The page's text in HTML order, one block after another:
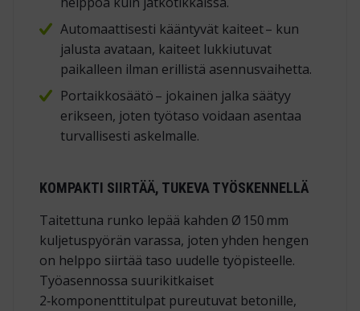
Automaattisesti kääntyvät kaiteet – kun
jalusta avataan, kaiteet lukkiutuvat
paikalleen ilman erillistä asennusvaihetta.
Portaikkosäätö – jokainen jalka säätyy
erikseen, joten työtaso voidaan asentaa
turvallisesti askelmalle.
KOMPAKTI SIIRTÄÄ, TUKEVA TYÖSKENNELLÄ
Taitettuna runko lepää kahden Ø 150 mm
kuljetuspyörän varassa, joten yhden hengen
on helppo siirtää taso uudelle työpisteelle.
Työasennossa suurikitkaiset
2‑komponenttitulpat pureutuvat betonille,